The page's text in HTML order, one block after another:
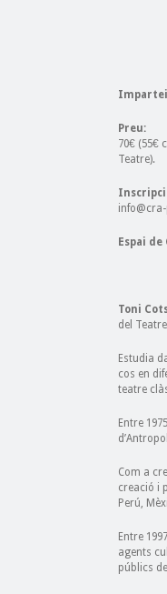
Preu:
70€ (55€
Teatre).
Espai de
Toni
del
Estudia
cos en
teatre
Entre
Com a
creació i
Perú,
Entre
agents
públics